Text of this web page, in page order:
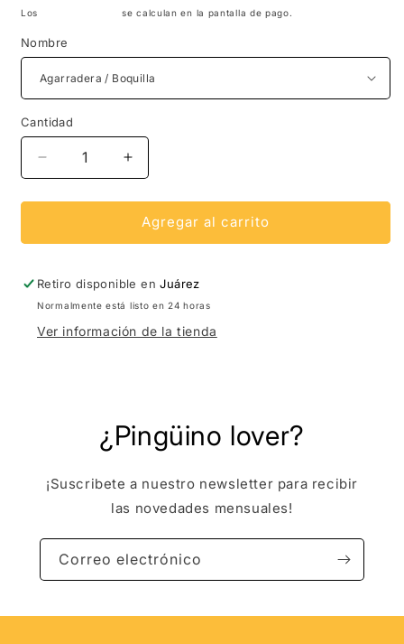
habitual
Los se calculan en la pantalla de pago.
Nombre
Cantidad
Reducir
cantidad
para
chapeada
Aumentar
cantidad
para
Cara
chapeada
Agregar al carrito
Retiro disponible enJuárez
Normalmente está listo en 24 horas
Ver información de la tienda
¿Pingüino lover?
¡Suscribete a nuestro newsletter para recibir
las novedades mensuales!
Correo electrónico